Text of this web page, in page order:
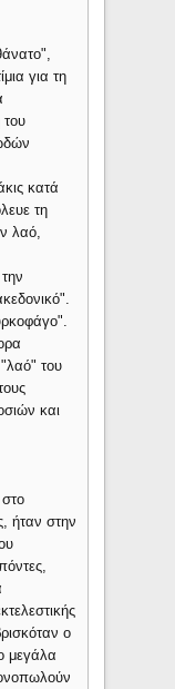
για τη
του
κατά
τη
λαό,
"λαό" του
και
ήταν στην
ο
μεγάλα